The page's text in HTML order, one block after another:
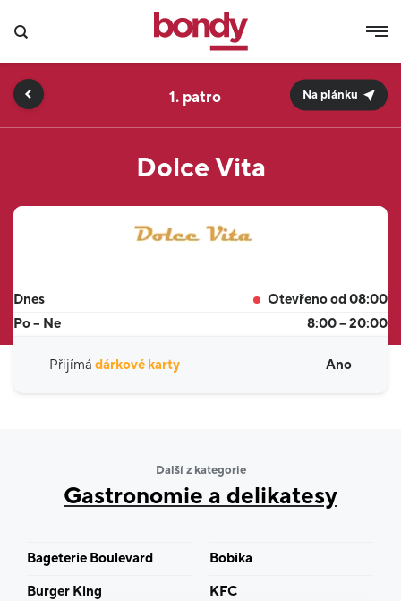
Dolce Vita
1. Na plánku
Dnes
Otevřeno od 08:00
Po – Ne
8:00 – 20:00
Přijímá dárkové karty Ano
Další z kategorie
Gastronomie a delikatesy
Bageterie Boulevard
Bobika
Burger King
KFC